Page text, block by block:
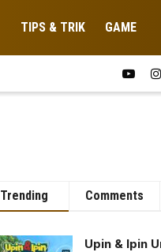
TIPS & TRIK GAME
Trending Comments
Upin & Ipin